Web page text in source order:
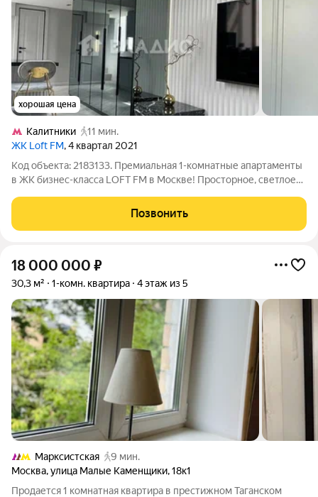
хорошая цена
Калитники
11 мин.
ЖК Loft FM, 4 квартал 2021
Код объекта: 2183133. Премиальная 1-комнатные апартаменты
в ЖК бизнес-класса LOFT FM в Москве! Просторное, светлое
с идеальной геометрией и продуманной планировкой.
Характеристики: -
Позвонить
18 000 000 ₽
30,3 м² 1-комн. квартира 4 этаж из 5
Марксистская
9 мин.
Москва,улица Малые Каменщики,18к1
Продается 1 комнатная квартира в престижном Таганском